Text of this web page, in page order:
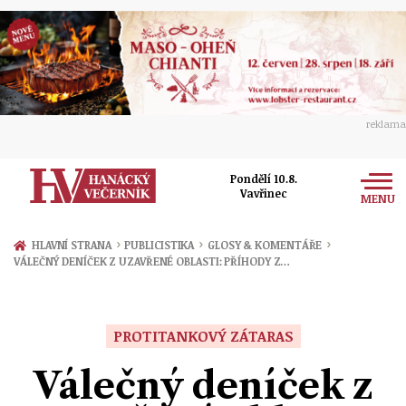
reklama
Pondělí 10.8.
Vavřinec
MENU
Zprávy
Přerov
Ekonomika
Ženy
Sport
HLAVNÍ STRANA › PUBLICISTIKA › GLOSY & KOMENTÁŘE ›
VÁLEČNÝ DENÍČEK Z UZAVŘENÉ OBLASTI: PŘÍHODY Z…
PROTITANKOVÝ ZÁTARAS
Válečný deníček z